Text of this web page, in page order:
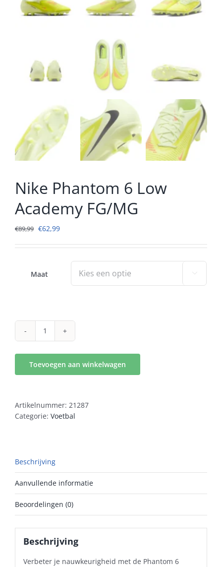
Nike Phantom 6 Low
Academy FG/MG
€89,99 Oorspronkelijke
was:
€62,99Huidige
is:
€62,99.
Maat

Nike
Low
Toevoegen aan winkelwagen
Artikelnummer: 21287
Categorie: Voetbal
Beschrijving
Aanvullende informatie
Beoordelingen (0)
Beschrijving
Verbeter je nauwkeurigheid met de Phantom 6